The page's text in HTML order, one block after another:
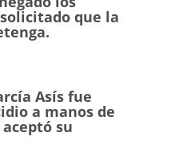
que la
Asís fue
a manos de
su